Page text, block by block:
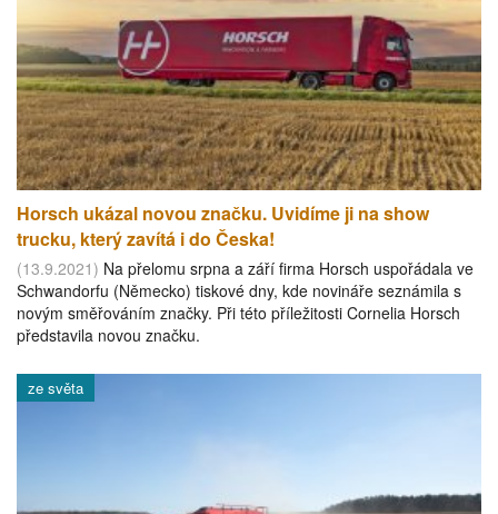
Horsch ukázal novou značku. Uvidíme ji na show
trucku, který zavítá i do Česka!
(13.9.2021) Na přelomu srpna a září firma Horsch uspořádala ve
Schwandorfu (Německo) tiskové dny, kde novináře seznámila s
novým směřováním značky. Při této příležitosti Cornelia Horsch
představila novou značku.
ze světa